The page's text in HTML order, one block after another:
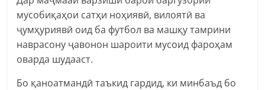
мусобиқаҳои сатҳи ноҳиявӣ, вилоятӣ ва
ҷумҳуриявӣ оид ба футбол ва машқу тамрини
наврасону ҷавонон шароити мусоид фароҳам
оварда шудааст.
Бо қаноатмандӣ таъкид гардид, ки минбаъд бо